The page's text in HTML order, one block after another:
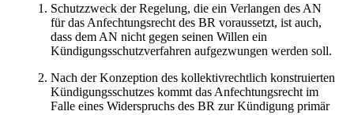
Schutzzweck der Regelung, die ein Verlangen des AN
für das Anfechtungsrecht des BR voraussetzt, ist auch,
dass dem AN nicht gegen seinen Willen ein
Kündigungsschutzverfahren aufgezwungen werden soll.
Nach der Konzeption des kollektivrechtlich konstruierten
Kündigungsschutzes kommt das Anfechtungsrecht im
Falle eines Widerspruchs des BR zur Kündigung primär